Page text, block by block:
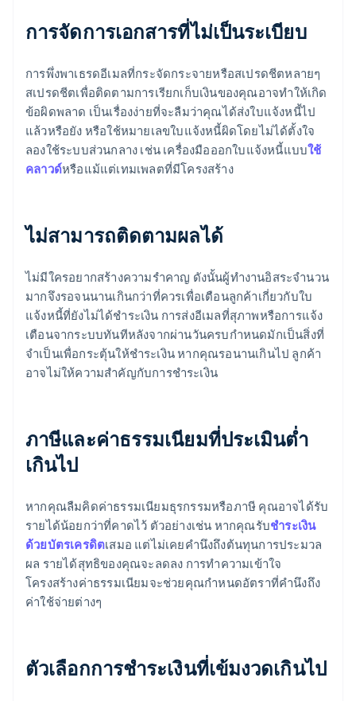
การจัดการเอกสารที่ไม่เป็นระเบียบ
การพึ่งพาเธรดอีเมลที่กระจัดกระจายหรือสเปรดชีตหลายๆ
สเปรดชีตเพื่อติดตามการเรียกเก็บเงินของคุณอาจทําให้เกิด
ข้อผิดพลาด เป็นเรื่องง่ายที่จะลืมว่าคุณได้ส่งใบแจ้งหนี้ไป
แล้วหรือยัง หรือใช้หมายเลขใบแจ้งหนี้ผิดโดยไม่ได้ตั้งใจ
ลองใช้ระบบส่วนกลาง เช่น เครื่องมือออกใบแจ้งหนี้แบบใช้
คลาวด์หรือแม้แต่เทมเพลตที่มีโครงสร้าง
ไม่สามารถติดตามผลได้
ไม่มีใครอยากสร้างความรำคาญ ดังนั้นผู้ทำงานอิสระจำนวน
มากจึงรอจนนานเกินกว่าที่ควรเพื่อเตือนลูกค้าเกี่ยวกับใบ
แจ้งหนี้ที่ยังไม่ได้ชำระเงิน การส่งอีเมลที่สุภาพหรือการแจ้ง
เตือนจากระบบทันทีหลังจากผ่านวันครบกำหนดมักเป็นสิ่งที่
จำเป็นเพื่อกระตุ้นให้ชำระเงิน หากคุณรอนานเกินไป ลูกค้า
อาจไม่ให้ความสำคัญกับการชำระเงิน
ภาษีและค่าธรรมเนียมที่ประเมินต่ำ
เกินไป
หากคุณลืมคิดค่าธรรมเนียมธุรกรรมหรือภาษี คุณอาจได้รับ
รายได้น้อยกว่าที่คาดไว้ ตัวอย่างเช่น หากคุณรับชําระเงิน
ด้วยบัตรเครดิตเสมอ แต่ไม่เคยคำนึงถึงต้นทุนการประมวล
ผล รายได้สุทธิของคุณจะลดลง การทําความเข้าใจ
โครงสร้างค่าธรรมเนียมจะช่วยคุณกําหนดอัตราที่คำนึงถึง
ค่าใช้จ่ายต่างๆ
ตัวเลือกการชําระเงินที่เข้มงวดเกินไป